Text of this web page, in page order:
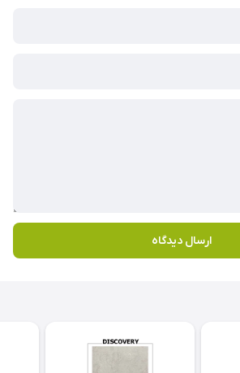
ارسال دیدگاه